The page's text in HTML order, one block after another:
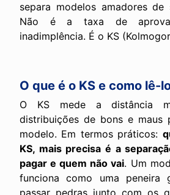
separa modelos amadores de
Não é a taxa de
inadimplência. É o KS
O que é o KS e como lê-
O KS mede a distância
distribuições de bons e maus
modelo. Em termos práticos:
KS, mais precisa é a
pagar e quem não vai. Um
funciona como uma peneira